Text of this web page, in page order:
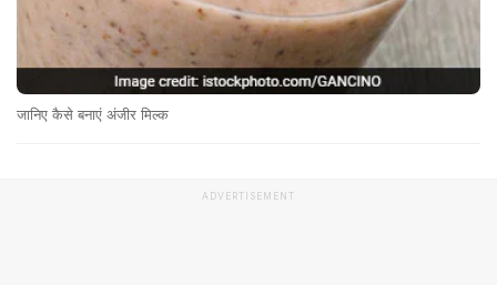
जानिए कैसे बनाएं अंजीर मिल्क
ADVERTISEMENT